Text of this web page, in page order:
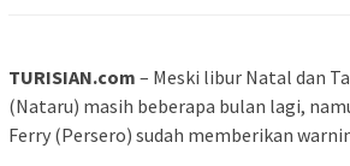
TURISIAN.com – Meski libur Natal dan
(Nataru) masih beberapa bulan lagi,
Ferry (Persero) sudah memberikan